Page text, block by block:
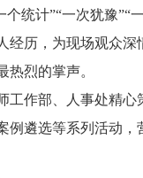
统计”“一次犹豫”“
历，为现场观众
烈的掌声。
工作部、人事处精
遴选等系列活动